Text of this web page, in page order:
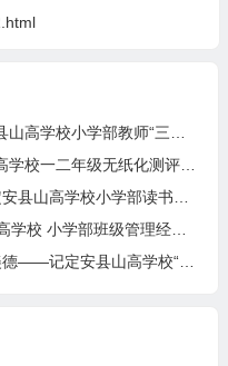
三笔绘春秋，一字见匠心——定安县山高学校小学部教师“三笔字“竞赛活动纪实
精彩童年，趣味乐学——定安县山高学校一二年级无纸化测评活动
书香浸润童年 亲子共读成长 ——定安县山高学校小学部读书系列活动之亲子共读
管理有道 共话成长 ——定安县山高学校 小学部班级管理经验分享开讲啦
五育并举|弘扬雷锋精神 传承敬老美德——记定安县山高学校“学雷锋日”敬老院之行